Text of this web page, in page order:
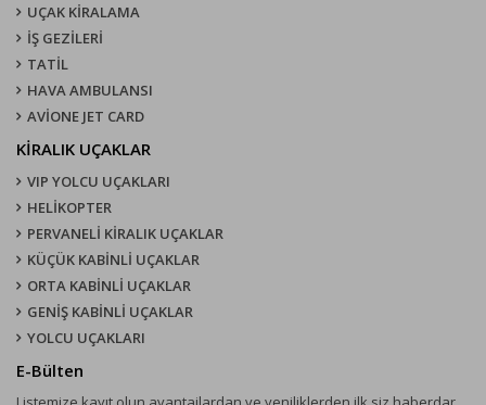
UÇAK KIRALAMA
İŞ GEZİLERİ
TATİL
HAVA AMBULANSI
AVİONE JET CARD
KIRALIK UÇAKLAR
VIP YOLCU UÇAKLARI
HELİKOPTER
PERVANELİ KİRALIK UÇAKLAR
KÜÇÜK KABİNLİ UÇAKLAR
ORTA KABİNLİ UÇAKLAR
GENİŞ KABİNLİ UÇAKLAR
YOLCU UÇAKLARI
E-Bülten